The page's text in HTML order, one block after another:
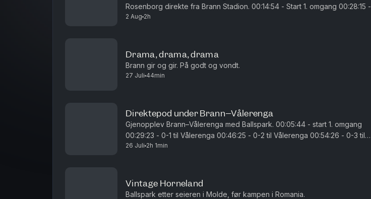
Rosenborg direkte fra Brann Stadion. 00:14:54 - Start 1. omgang 00:28:15 -
Mål! 1-0 Castro 01:01:00 - Pause 01:05:00 - Start 2....
2 Aug 2h
Drama, drama, drama
Brann gir og gir. På godt og vondt.
27 Juli 44min
Direktepod under Brann–Vålerenga
Gjenopplev Brann–Vålerenga med Ballspark. 00:05:44 - start 1. omgang
00:29:23 - 0-1 til Vålerenga 00:46:25 - 0-2 til Vålerenga 00:54:26 - 0-3 til
Vålerenga 00:55:25 - pause 01:10:15 - start 2. omgan...
26 Juli 2h 1min
Vintage Horneland
Ballspark etter seieren i Molde, før kampen i Romania.